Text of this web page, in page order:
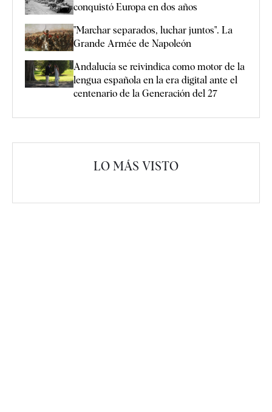
conquistó Europa en dos años
"Marchar separados, luchar juntos". La
Grande Armée de Napoleón
Andalucía se reivindica como motor de la
lengua española en la era digital ante el
centenario de la Generación del 27
LO MÁS VISTO